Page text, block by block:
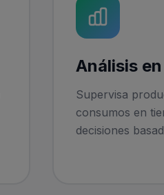
Análisis
Supervisa
consumos en
decisiones